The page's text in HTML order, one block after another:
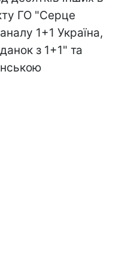
ГО "Серце
1+1 Україна,
з 1+1" та